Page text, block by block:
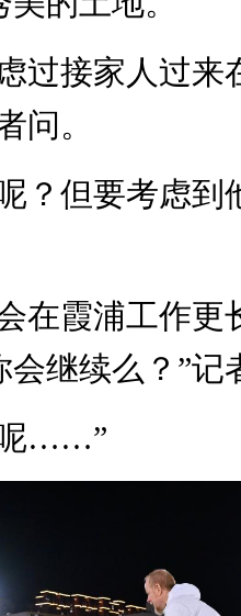
接家人过来
问。
但要考虑到
霞浦工作更
继续么？”记
……”